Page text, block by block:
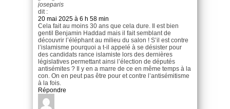
joseparis
dit :
20 mai 2025 à 6 h 58 min
Cela fait au moins 30 ans que cela dure. Il est bien
gentil Benjamin Haddad mais il fait semblant de
découvrir l’éléphant au milieu du salon ! S’il est contre
l’islamisme pourquoi a t-il appelé à se désister pour
des candidats rance islamiste lors des dernières
législatives permettant ainsi l’élection de députés
antisémites ? Il y en a marre de ce en même temps à la
con. On en peut pas être pour et contre l’antisémitisme
à la fois.
Répondre